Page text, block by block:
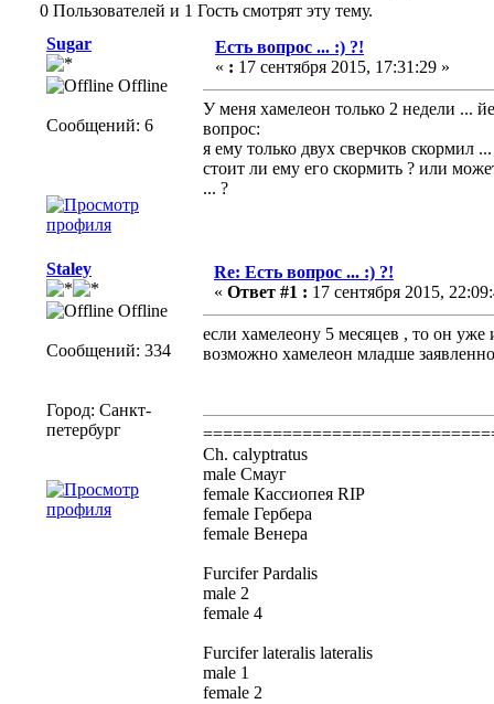
0 Пользователей и 1 Гость смотрят эту тему.
Sugar
Offline
Сообщений: 6
Есть вопрос ... :) ?!
« : 17 сентября 2015, 17:31:29 »
У меня хамелеон только 2 недели ...
вопрос:
я ему только двух сверчков скормил
стоит ли ему его скормить ? или
... ?
Staley
Offline
Сообщений: 334
Город: Санкт-
петербург
Re: Есть вопрос ... :) ?!
« Ответ #1 : 17 сентября 2015,
если хамелеону 5 месяцев , то он уже
возможно хамелеон младше
Ch. calyptratus
male Смауг
female Кассиопея RIP
female Гербера
female Венера
Furcifer Pardalis
male 2
female 4
Furcifer lateralis lateralis
male 1
female 2